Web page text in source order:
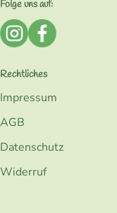
Folge uns auf:
Externer Link zu
Externer
Rechtliches
Impressum
AGB
Datenschutz
Widerruf